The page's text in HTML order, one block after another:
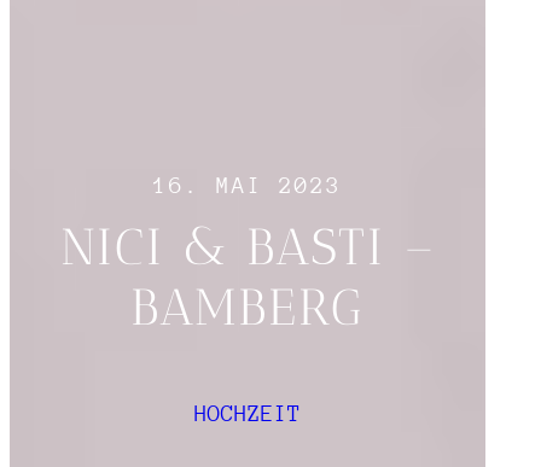
16. MAI 2023
NICI & BASTI –
BAMBERG
HOCHZEIT